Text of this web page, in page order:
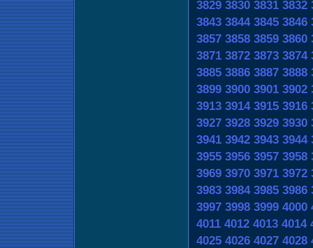
3829 3830 3831 3832
3843 3844 3845 3846
3857 3858 3859 3860
3871 3872 3873 3874
3885 3886 3887 3888
3899 3900 3901 3902
3913 3914 3915 3916
3927 3928 3929 3930
3941 3942 3943 3944
3955 3956 3957 3958
3969 3970 3971 3972
3983 3984 3985 3986
3997 3998 3999 4000
4011 4012 4013 4014
4025 4026 4027 4028